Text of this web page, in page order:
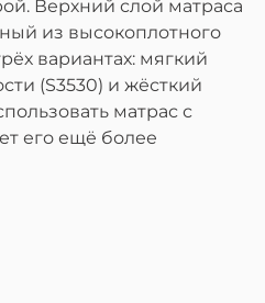
Верхний слой матраса
из высокоплотного
вариантах: мягкий
(S3530) и жёсткий
матрас с
его ещё более